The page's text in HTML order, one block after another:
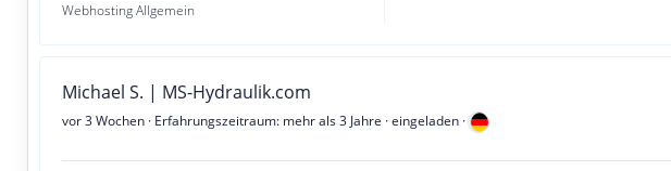
Webhosting Allgemein
Michael S. | MS-Hydraulik.com
vor 3 Wochen · Erfahrungszeitraum: mehr als 3 Jahre · eingeladen ·